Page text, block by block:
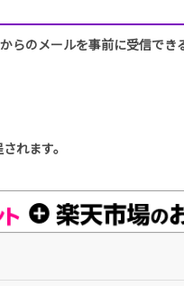
のメールを事前に受信でき
れます。